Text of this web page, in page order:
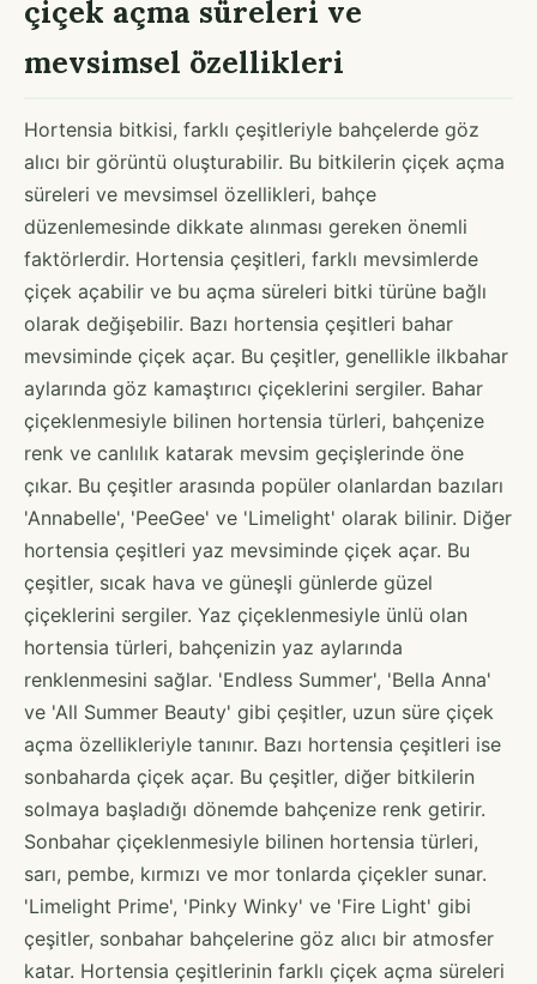
çiçek açma süreleri ve
mevsimsel özellikleri
Hortensia bitkisi, farklı çeşitleriyle bahçelerde göz
alıcı bir görüntü oluşturabilir. Bu bitkilerin çiçek açma
süreleri ve mevsimsel özellikleri, bahçe
düzenlemesinde dikkate alınması gereken önemli
faktörlerdir. Hortensia çeşitleri, farklı mevsimlerde
çiçek açabilir ve bu açma süreleri bitki türüne bağlı
olarak değişebilir. Bazı hortensia çeşitleri bahar
mevsiminde çiçek açar. Bu çeşitler, genellikle ilkbahar
aylarında göz kamaştırıcı çiçeklerini sergiler. Bahar
çiçeklenmesiyle bilinen hortensia türleri, bahçenize
renk ve canlılık katarak mevsim geçişlerinde öne
çıkar. Bu çeşitler arasında popüler olanlardan bazıları
'Annabelle', 'PeeGee' ve 'Limelight' olarak bilinir. Diğer
hortensia çeşitleri yaz mevsiminde çiçek açar. Bu
çeşitler, sıcak hava ve güneşli günlerde güzel
çiçeklerini sergiler. Yaz çiçeklenmesiyle ünlü olan
hortensia türleri, bahçenizin yaz aylarında
renklenmesini sağlar. 'Endless Summer', 'Bella Anna'
ve 'All Summer Beauty' gibi çeşitler, uzun süre çiçek
açma özellikleriyle tanınır. Bazı hortensia çeşitleri ise
sonbaharda çiçek açar. Bu çeşitler, diğer bitkilerin
solmaya başladığı dönemde bahçenize renk getirir.
Sonbahar çiçeklenmesiyle bilinen hortensia türleri,
sarı, pembe, kırmızı ve mor tonlarda çiçekler sunar.
'Limelight Prime', 'Pinky Winky' ve 'Fire Light' gibi
çeşitler, sonbahar bahçelerine göz alıcı bir atmosfer
katar. Hortensia çeşitlerinin farklı çiçek açma süreleri